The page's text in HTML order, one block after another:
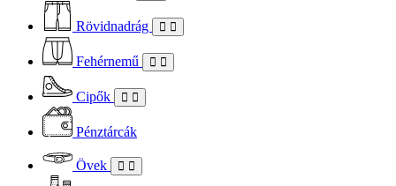
Rövidnadrág
Fehérnemű
Cipők
Pénztárcák
Övek